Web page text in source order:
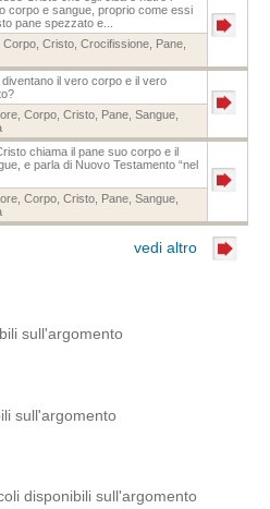
corpo e sangue, proprio come essi
pane spezzato e...
Corpo Cristo Crocifissione Pane
diventano il vero corpo e il vero
Corpo Cristo Pane Sangue
chiama il pane suo corpo e il
e parla di Nuovo Testamento “nel
Corpo Cristo Pane Sangue
vedi altro
sull'argomento
sull'argomento
disponibili sull'argomento